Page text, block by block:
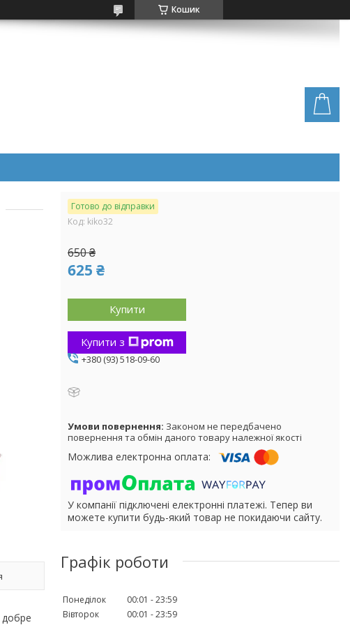
Кошик
добре
Готово до відправки
Код: kiko32
650 ₴
625 ₴
Купити
Купити з
+380 (93) 518-09-60
Законом не передбачено
повернення та обмін даного товару належної якості
У компанії підключені електронні платежі. Тепер ви
можете купити будь-який товар не покидаючи сайту.
Графік роботи
Понеділок 00:01
23:59
Вівторок
00:01
23:59